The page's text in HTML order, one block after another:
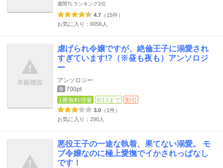
週間TLランキング2位
4.7 （15件）
お気に入り：6056人
虐げられ令嬢ですが、絶倫王子に溺愛され
すぎています!?（※昼も夜も）アンソロジ
ー
アンソロジー
巻 700pt
1冊無料増量
8/13まで 割引
3.0 （1件）
お気に入り：290人
悪役王子の一途な執着、果てない溺愛。 モ
ブ令嬢なのに極上愛撫でイかされっぱなし
です！